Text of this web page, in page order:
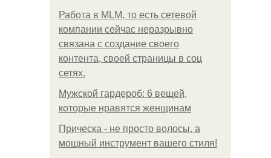
Работа в MLM, то есть сетевой
компании сейчас неразрывно
связана с создание своего
контента, своей страницы в соц
сетях.
Мужской гардероб: 6 вещей,
которые нравятся женщинам
Прическа - не просто волосы, а
мощный инструмент вашего стиля!